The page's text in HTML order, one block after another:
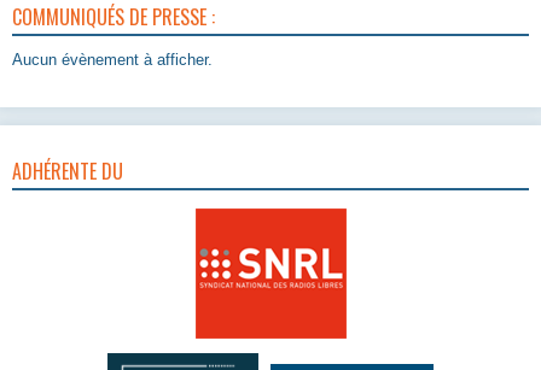
COMMUNIQUÉS DE PRESSE :
Aucun évènement à afficher.
ADHÉRENTE DU